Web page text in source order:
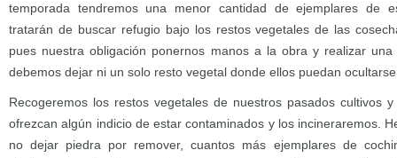
temporada tendremos una menor cantidad de ejemplares de
tratarán de buscar refugio bajo los restos vegetales de las
pues nuestra obligación ponernos manos a la obra y realizar
debemos dejar ni un solo resto vegetal donde ellos puedan
Recogeremos los restos vegetales de nuestros pasados cultivos
ofrezcan algún indicio de estar contaminados y los incineraremos.
no dejar piedra por remover, cuantos más ejemplares de